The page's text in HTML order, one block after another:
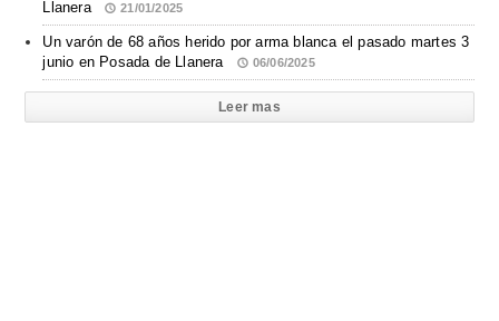
Llanera
21/01/2025
Un varón de 68 años herido por arma blanca el pasado martes 3
junio en Posada de Llanera
06/06/2025
Leer mas